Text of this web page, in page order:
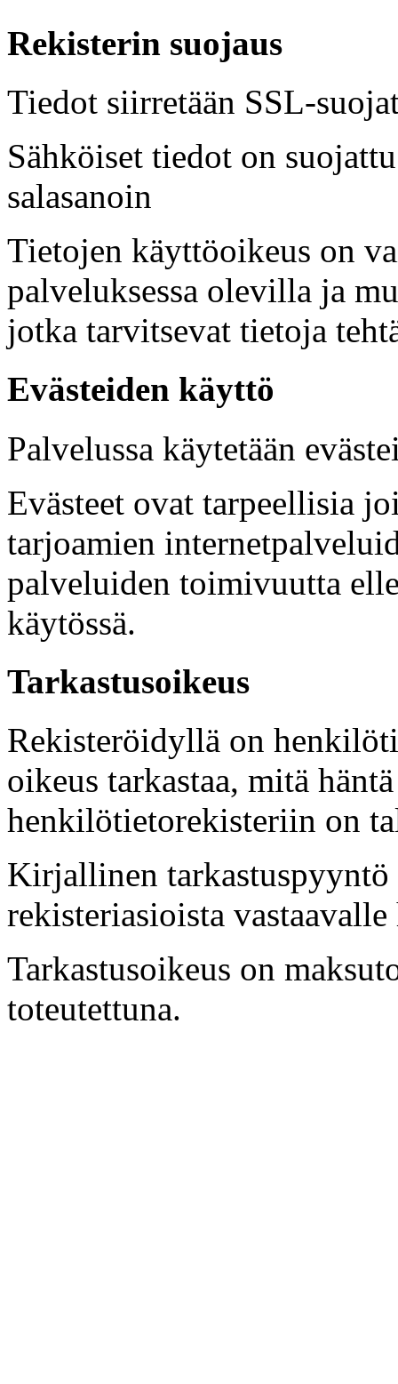
Rekisterin suojaus
Tiedot siirretään SSL-
Sähköiset tiedot on
salasanoin
Tietojen käyttöoikeus on
palveluksessa olevilla ja
jotka tarvitsevat tietoja
Evästeiden käyttö
Palvelussa käytetään
Evästeet ovat tarpeellisia
tarjoamien
palveluiden toimivuutta
käytössä.
Tarkastusoikeus
Rekisteröidyllä on
oikeus tarkastaa, mitä
henkilötietorekisteriin on
Kirjallinen
rekisteriasioista
Tarkastusoikeus on
toteutettuna.